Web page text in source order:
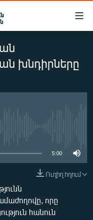
խնդիրները
5:00
Ուղիղ հղում
որը
հանուն